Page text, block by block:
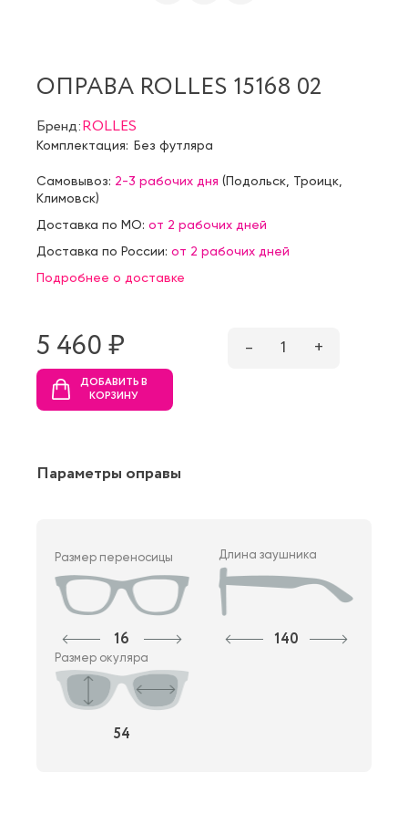
ОПРАВА ROLLES 15168 02
Бренд:ROLLES
Комплектация: Без футляра
Самовывоз: 2-3 рабочих дня (Подольск Троицк
Климовск)
Доставка по МО: от 2 рабочих дней
Доставка по России: от 2 рабочих дней
Подробнее о доставке
5 460 ₷ – 1 +
ДОБАВИТЬ В
КОРЗИНУ
Параметры оправы
Размер переносицы
16
Длина заушника
140
Размер окуляра
54